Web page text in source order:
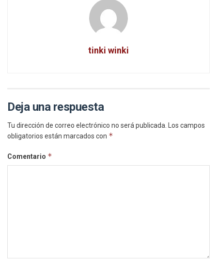
tinki winki
Deja una respuesta
Tu dirección de correo electrónico no será publicada.
Los campos
obligatorios están marcados con *
Comentario *